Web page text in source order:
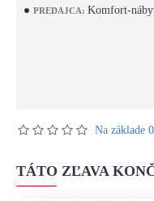
PREDAJCA: Komfort-
Na základe
TÁTO ZĽAVA